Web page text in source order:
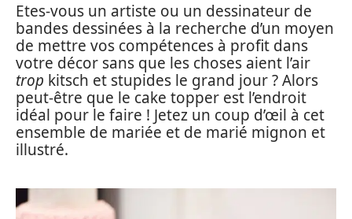
Etes-vous un artiste ou un dessinateur de
bandes dessinées à la recherche d’un moyen
de mettre vos compétences à profit dans
votre décor sans que les choses aient l’air
trop kitsch et stupides le grand jour ? Alors
peut-être que le cake topper est l’endroit
idéal pour le faire ! Jetez un coup d’œil à cet
ensemble de mariée et de marié mignon et
illustré.